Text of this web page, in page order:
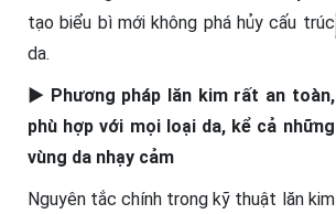
tạo biểu bì mới không phá hủy cấu trúc
da.
► Phương pháp lăn kim rất an toàn,
phù hợp với mọi loại da, kể cả những
vùng da nhạy cảm
Nguyên tắc chính trong kỹ thuật lăn kim